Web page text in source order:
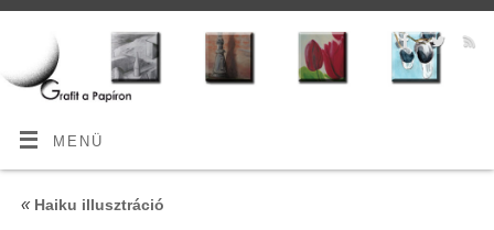
MENÜ
«Haiku illusztráció